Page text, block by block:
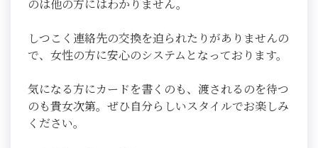
のは他の方にはわかりません。
しつこく連絡先の交換を迫られたりがありませんの
で、女性の方に安心のシステムとなっております。
気になる方にカードを書くのも、渡されるのを待つ
のも貴女次第。ぜひ自分らしいスタイルでお楽しみ
ください。